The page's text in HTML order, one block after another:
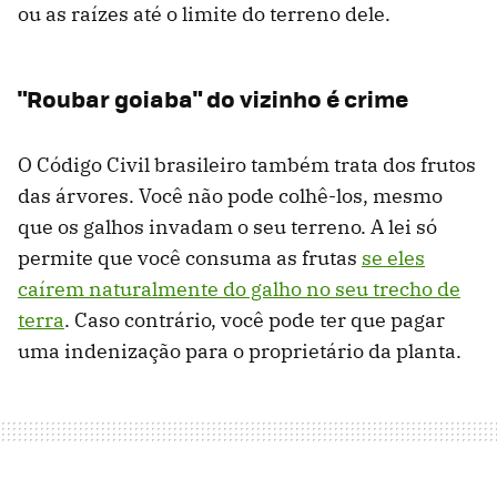
ou as raízes até o limite do terreno dele.
"Roubar goiaba" do vizinho é crime
O Código Civil brasileiro também trata dos frutos
das árvores. Você não pode colhê-los, mesmo
que os galhos invadam o seu terreno. A lei só
permite que você consuma as frutas se eles
caírem naturalmente do galho no seu trecho de
terra. Caso contrário, você pode ter que pagar
uma indenização para o proprietário da planta.